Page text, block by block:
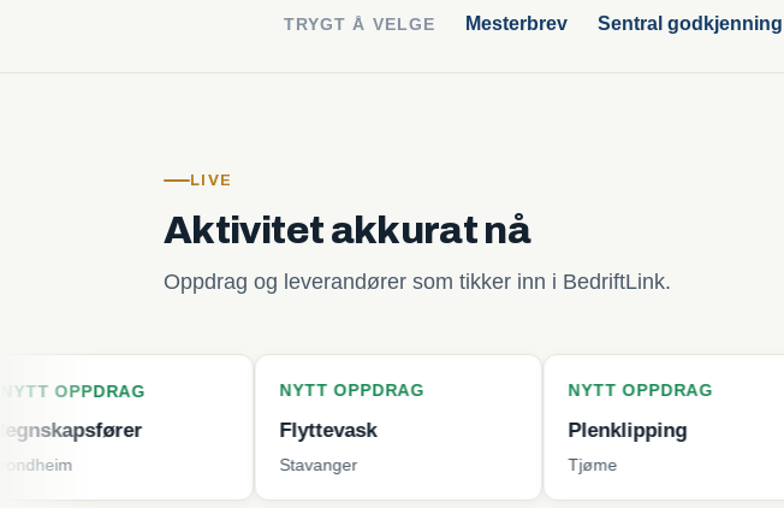
TRYGT Å VELGE Mesterbrev Sentral godkjenning
LIVE
Aktivitet akkurat nå
Oppdrag og leverandører som tikker inn i BedriftLink.
NYTT OPPDRAG NYTT OPPDRAG
Plenklipping